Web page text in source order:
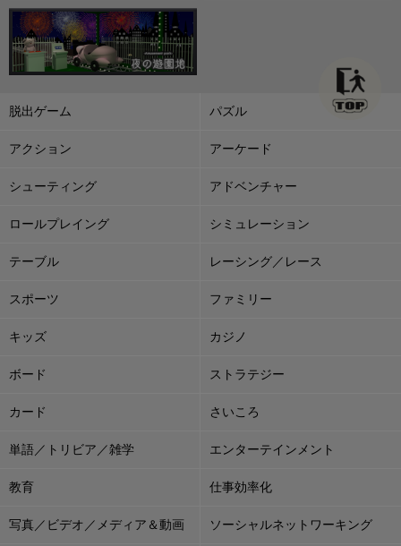
脱出ゲーム パズル
アクション アーケード
シューティング アドベンチャー
ロールプレイング シミュレーション
テーブル レーシング／レース
スポーツ ファミリー
キッズ カジノ
ボード ストラテジー
カード さいころ
単語／トリビア／雑学 エンターテインメント
教育 仕事効率化
写真／ビデオ／メディア＆動画 ソーシャルネットワーキング